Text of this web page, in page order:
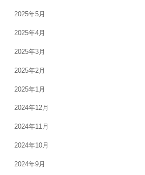
2025年5月
2025年4月
2025年3月
2025年2月
2025年1月
2024年12月
2024年11月
2024年10月
2024年9月